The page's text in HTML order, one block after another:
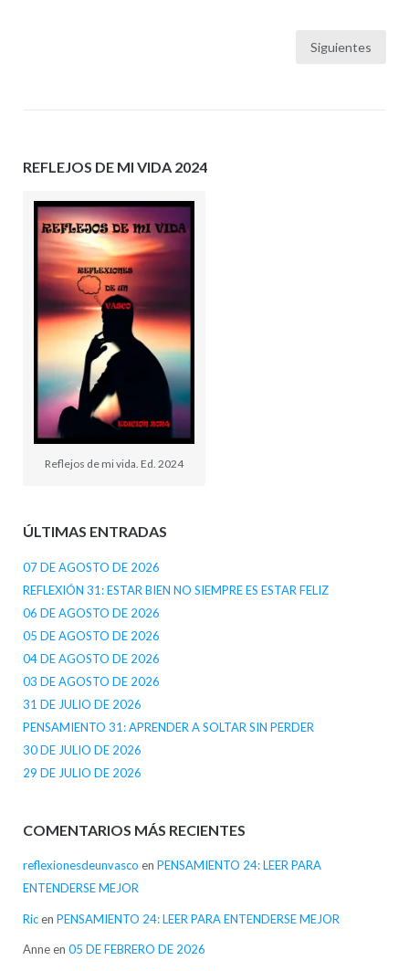
Siguientes
REFLEJOS DE MI VIDA 2024
Reflejos de mi vida. Ed. 2024
ÚLTIMAS ENTRADAS
07 DE AGOSTO DE 2026
REFLEXIÓN 31: ESTAR BIEN NO SIEMPRE ES ESTAR FELIZ
06 DE AGOSTO DE 2026
05 DE AGOSTO DE 2026
04 DE AGOSTO DE 2026
03 DE AGOSTO DE 2026
31 DE JULIO DE 2026
PENSAMIENTO 31: APRENDER A SOLTAR SIN PERDER
30 DE JULIO DE 2026
29 DE JULIO DE 2026
COMENTARIOS MÁS RECIENTES
reflexionesdeunvasco en PENSAMIENTO 24: LEER PARA
ENTENDERSE MEJOR
Ricen PENSAMIENTO 24: LEER PARA ENTENDERSE MEJOR
Anneen 05 DE FEBRERO DE 2026